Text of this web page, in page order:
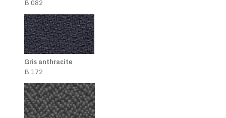
B 082
Gris anthracite
B 172